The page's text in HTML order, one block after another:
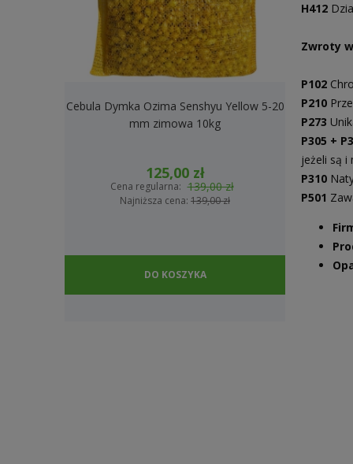
Cebula Dymka Ozima Senshyu Yellow 5-20
mm zimowa 10kg
125,00 zł
Cena regularna: 139,00 zł
Najniższa cena: 139,00 zł
DO KOSZYKA
Cebula
H412
Zwroty
P102
P210
P273
P305 +
jeżeli są i
P310
P501